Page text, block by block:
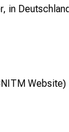
in
Website)